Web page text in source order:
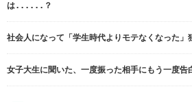
は......？
社会人になって「学生時代よりモテなくなった」
女子大生に聞いた、一度振った相手にもう一度告